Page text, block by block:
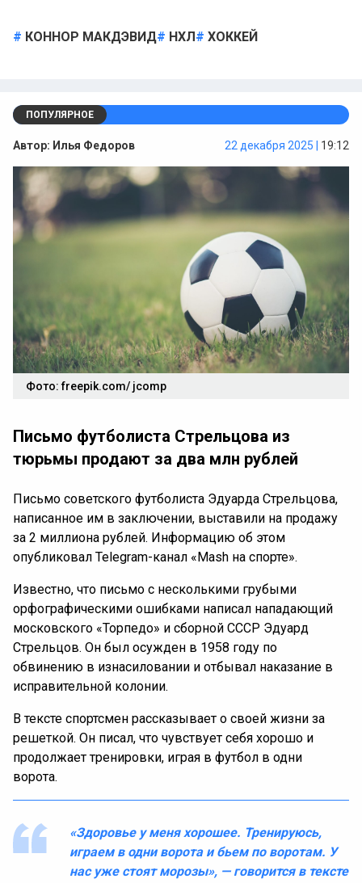
КОННОР МАКДЭВИД НХЛ ХОККЕЙ
ПОПУЛЯРНОЕ
Автор: Илья Федоров 22 декабря 2025 | 19:12
Фото: freepik.com/ jcomp
Письмо футболиста Стрельцова из
тюрьмы продают за два млн рублей
Письмо советского футболиста Эдуарда Стрельцова,
написанное им в заключении, выставили на продажу
за 2 миллиона рублей. Информацию об этом
опубликовал Telegram-канал «Mash на спорте».
Известно, что письмо с несколькими грубыми
орфографическими ошибками написал нападающий
московского «Торпедо» и сборной СССР Эдуард
Стрельцов. Он был осужден в 1958 году по
обвинению в изнасиловании и отбывал наказание в
исправительной колонии.
В тексте спортсмен рассказывает о своей жизни за
решеткой. Он писал, что чувствует себя хорошо и
продолжает тренировки, играя в футбол в одни
ворота.
«Здоровье у меня хорошее. Тренируюсь,
играем в одни ворота и бьем по воротам. У
нас уже стоят морозы», — говорится в тексте